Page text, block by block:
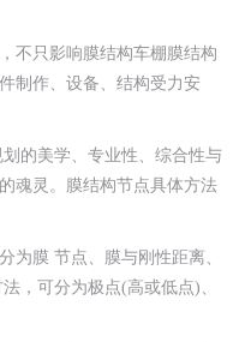
不只影响膜结构车棚膜结构
制作、设备、结构受力安
的美学、专业性、综合性与
魂灵。膜结构节点具体方法
为膜 节点、膜与刚性距离、
，可分为极点(高或低点)、